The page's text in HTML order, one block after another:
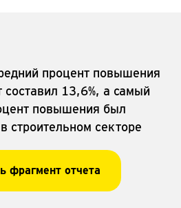
процент повышения
составил 13,6%, а самый
повышения был
строительном секторе
фрагмент отчета